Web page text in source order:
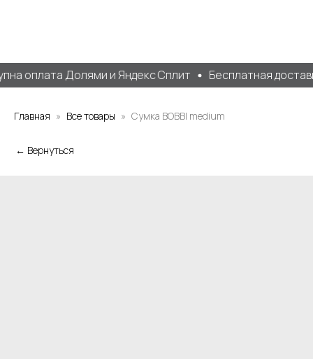
оплата Долями и Яндекс Сплит Бесплатная
Главная Все товары Сумка BOBBI medium
← Вернуться